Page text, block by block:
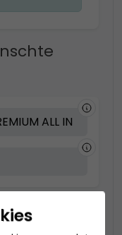
ALL IN